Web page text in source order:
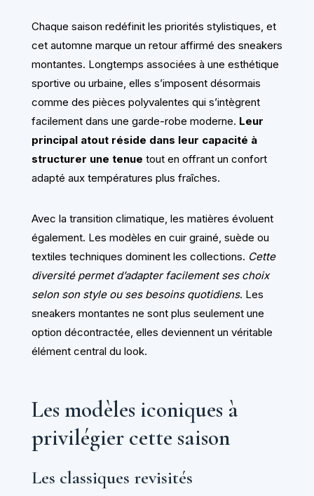
Chaque saison redéfinit les priorités stylistiques, et
cet automne marque un retour affirmé des sneakers
montantes. Longtemps associées à une esthétique
sportive ou urbaine, elles s’imposent désormais
comme des pièces polyvalentes qui s’intègrent
facilement dans une garde-robe moderne. Leur
principal atout réside dans leur capacité à
structurer une tenue tout en offrant un confort
adapté aux températures plus fraîches.
Avec la transition climatique, les matières évoluent
également. Les modèles en cuir grainé, suède ou
textiles techniques dominent les collections. Cette
diversité permet d’adapter facilement ses choix
selon son style ou ses besoins quotidiens. Les
sneakers montantes ne sont plus seulement une
option décontractée, elles deviennent un véritable
élément central du look.
Les modèles iconiques à
privilégier cette saison
Les classiques revisités